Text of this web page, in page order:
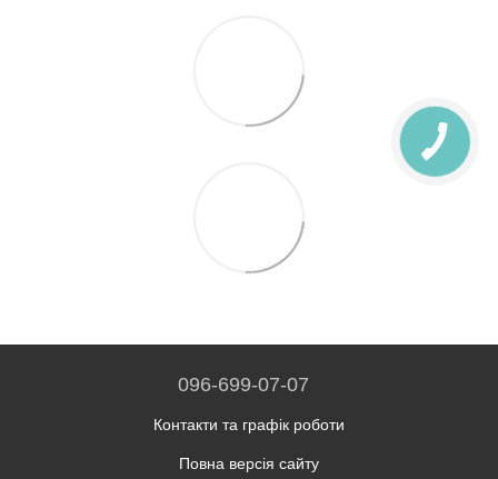
096-699-07-07
Контакти та графік роботи
Повна версія сайту